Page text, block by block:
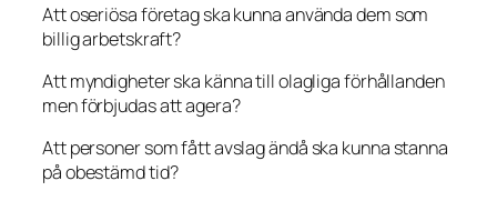
Att oseriösa företag ska kunna använda dem som
billig arbetskraft?
Att myndigheter ska känna till olagliga förhållanden
men förbjudas att agera?
Att personer som fått avslag ändå ska kunna stanna
på obestämd tid?